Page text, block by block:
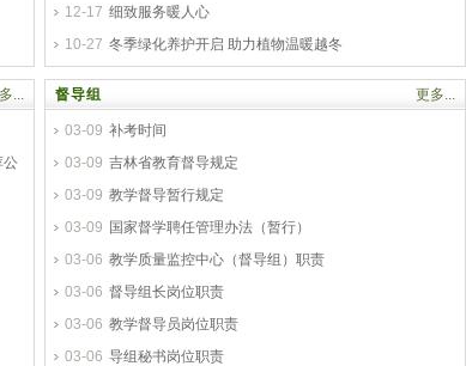
12-17 细致服务暖人心
10-27 冬季绿化养护开启 助力植物温暖越冬
...
公
督导组 更多...
03-09 补考时间
03-09 吉林省教育督导规定
03-09 教学督导暂行规定
03-09 国家督学聘任管理办法（暂行）
03-06 教学质量监控中心（督导组）职责
03-06 督导组长岗位职责
03-06 教学督导员岗位职责
03-06 导组秘书岗位职责